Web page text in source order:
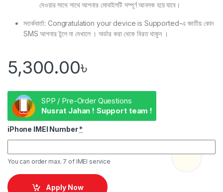
দেওয়ার সাথে সাথে আপনার মোবাইলটি সম্পূর্ণ আনলক হয়ে যাবে।
সতর্কবার্তা: Congratulation your device is Supported-এ জাতীয় কোন
SMS আপনার টুলে না দেখালে । অর্ডার করা থেকে বিরত থাকুন ।
5,300.00৳
SPP / Pre-Order Questions
Nusrat Jahan ! Support team !
iPhone IMEI Number *
You can order max. 7 of IMEI service
Apply Now